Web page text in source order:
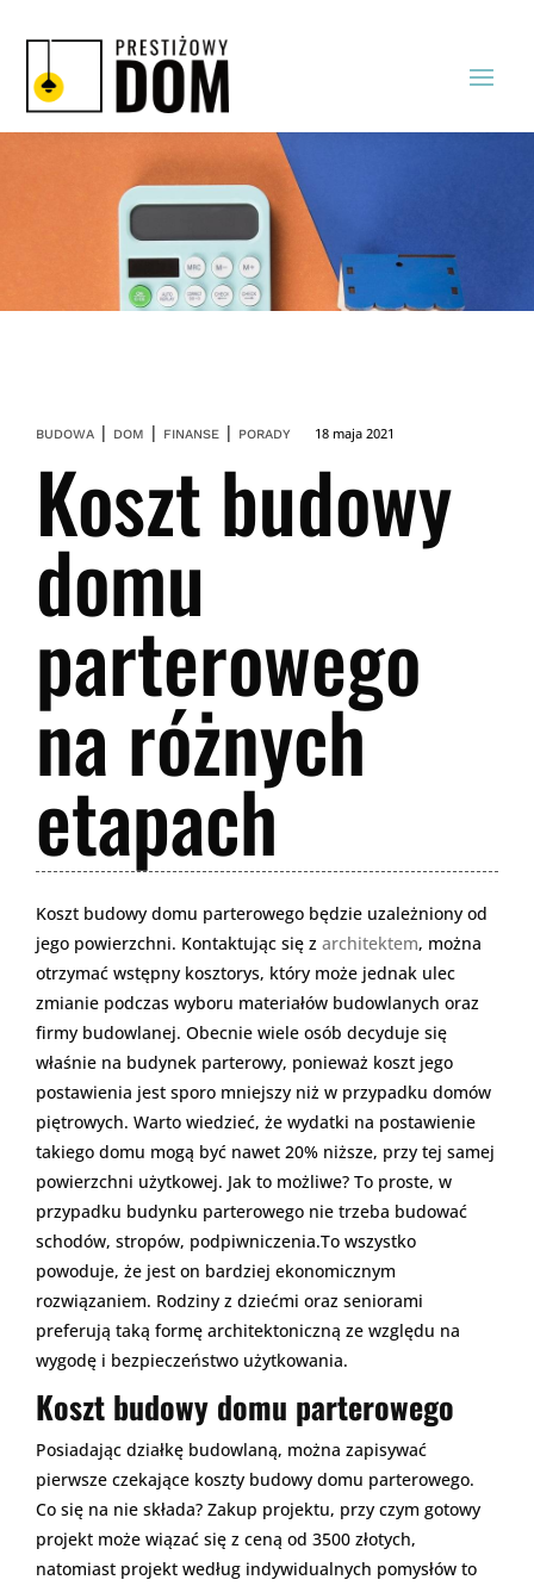
BUDOWA | DOM | FINANSE | PORADY 18 maja 2021
Koszt budowy
domu
parterowego
na różnych
etapach
Koszt budowy domu parterowego będzie uzależniony od
jego powierzchni. Kontaktując się z architektem, można
otrzymać wstępny kosztorys, który może jednak ulec
zmianie podczas wyboru materiałów budowlanych oraz
firmy budowlanej. Obecnie wiele osób decyduje się
właśnie na budynek parterowy, ponieważ koszt jego
postawienia jest sporo mniejszy niż w przypadku domów
piętrowych. Warto wiedzieć, że wydatki na postawienie
takiego domu mogą być nawet 20% niższe, przy tej samej
powierzchni użytkowej. Jak to możliwe? To proste, w
przypadku budynku parterowego nie trzeba budować
schodów, stropów, podpiwniczenia.To wszystko
powoduje, że jest on bardziej ekonomicznym
rozwiązaniem. Rodziny z dziećmi oraz seniorami
preferują taką formę architektoniczną ze względu na
wygodę i bezpieczeństwo użytkowania.
Koszt budowy domu parterowego
Posiadając działkę budowlaną, można zapisywać
pierwsze czekające koszty budowy domu parterowego.
Co się na nie składa? Zakup projektu, przy czym gotowy
projekt może wiązać się z ceną od 3500 złotych,
natomiast projekt według indywidualnych pomysłów to